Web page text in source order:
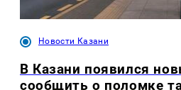
Новости Казани
В Казани появился
сообщить о поломке